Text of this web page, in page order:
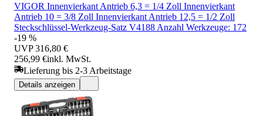
VIGOR Innenvierkant Antrieb 6,3 = 1/4 Zoll Innenvierkant
Antrieb 10 = 3/8 Zoll Innenvierkant Antrieb 12,5 = 1/2 Zoll
Steckschlüssel-Werkzeug-Satz V4188 Anzahl Werkzeuge: 172
-19 %
UVP 316,80 €
256,99 €inkl. MwSt.
Lieferung bis 2-3 Arbeitstage
Details anzeigen